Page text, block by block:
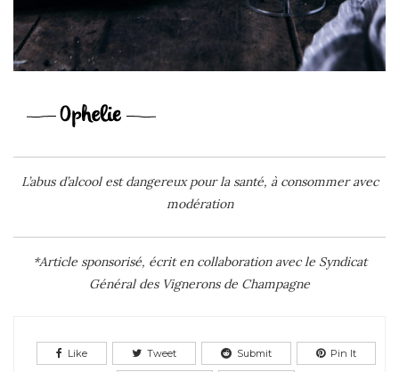
L’abus d’alcool est dangereux pour la santé, à consommer avec
modération
*Article sponsorisé, écrit en collaboration avec le Syndicat
Général des Vignerons de Champagne
Like Tweet Submit Pin It